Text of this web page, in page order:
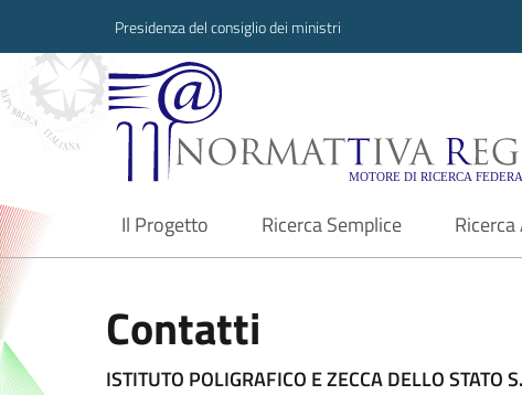
Presidenza del consiglio dei ministri
Normattiva
Il Progetto
current Ricerca Semplice
Contatti
ISTITUTO POLIGRAFICO E ZECCA DELLO STATO